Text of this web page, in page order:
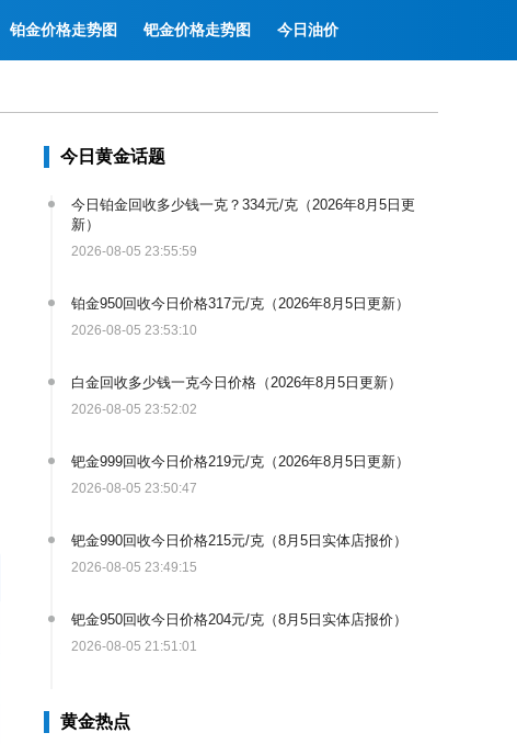
铂金价格走势图 钯金价格走势图 今日油价
今日黄金话题
今日铂金回收多少钱一克？334元/克（2026年8月5日更
新）
2026-08-05 23:55:59
铂金950回收今日价格317元/克（2026年8月5日更新）
2026-08-05 23:53:10
白金回收多少钱一克今日价格（2026年8月5日更新）
2026-08-05 23:52:02
钯金999回收今日价格219元/克（2026年8月5日更新）
2026-08-05 23:50:47
钯金990回收今日价格215元/克（8月5日实体店报价）
2026-08-05 23:49:15
钯金950回收今日价格204元/克（8月5日实体店报价）
2026-08-05 21:51:01
黄金热点